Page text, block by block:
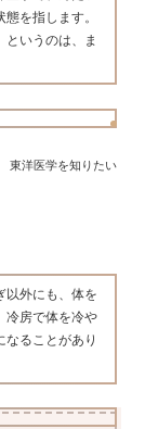
を指します。
というのは、ま
東洋医学を知りたい
以外にも、体を
冷房で体を冷や
なることがあり